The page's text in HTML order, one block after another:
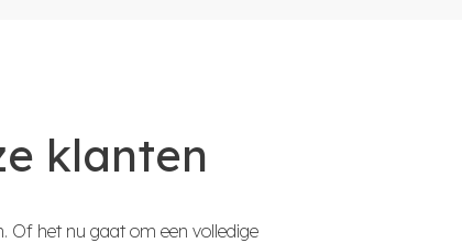
klanten
Of het nu gaat om een volledige